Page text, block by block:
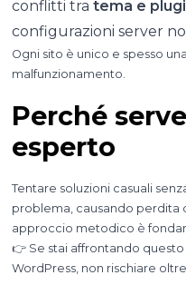
conflitti tra tema e
configurazioni server
Ogni sito è unico e spesso
malfunzionamento.
Perché
esperto
Tentare soluzioni casuali
problema, causando perdita
approccio metodico è
👉 Se stai affrontando
WordPress, non rischiare